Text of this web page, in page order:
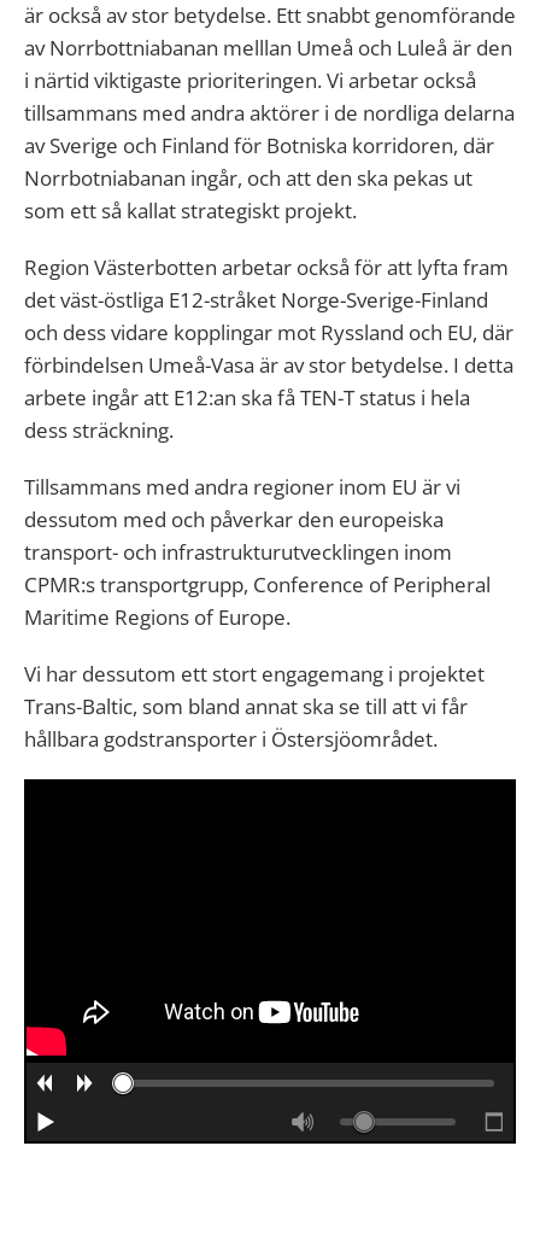
är också av stor betydelse. Ett snabbt genomförande
av Norrbottniabanan melllan Umeå och Luleå är den
i närtid viktigaste prioriteringen. Vi arbetar också
tillsammans med andra aktörer i de nordliga delarna
av Sverige och Finland för Botniska korridoren, där
Norrbotniabanan ingår, och att den ska pekas ut
som ett så kallat strategiskt projekt.
Region Västerbotten arbetar också för att lyfta fram
det väst-östliga E12-stråket Norge-Sverige-Finland
och dess vidare kopplingar mot Ryssland och EU, där
förbindelsen Umeå-Vasa är av stor betydelse. I detta
arbete ingår att E12:an ska få TEN-T status i hela
dess sträckning.
Tillsammans med andra regioner inom EU är vi
dessutom med och påverkar den europeiska
transport- och infrastrukturutvecklingen inom
CPMR:s transportgrupp, Conference of Peripheral
Maritime Regions of Europe.
Vi har dessutom ett stort engagemang i projektet
Trans-Baltic, som bland annat ska se till att vi får
hållbara godstransporter i Östersjöområdet.